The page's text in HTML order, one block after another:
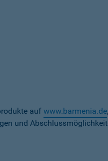
auf www.barmenia.de,
und